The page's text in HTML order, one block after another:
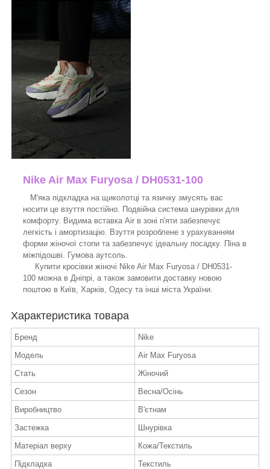
Nike Air Max Furyosa / DH0531-100
М'яка підкладка на щиколотці та язичку змусять вас
носити це взуття постійно. Подвійна система шнурівки для
комфорту. Видима вставка Air в зоні п'яти забезпечує
легкість і амортизацію. Взуття розроблене з урахуванням
форми жіночої стопи та забезпечує ідеальну посадку. Піна в
міжпідошві. Гумова аутсоль.
Купити кросівки жіночі Nike Air Max Furyosa / DH0531-
100 можна в Дніпрі, а також замовити доставку новою
поштою в Київ, Харків, Одесу та інші міста України.
Характеристика товара
Бренд
Nike
Модель
Air Max Furyosa
Стать
Жіночий
Сезон
Весна/Осінь
Виробництво
В'єтнам
Застежка
Шнурівка
Матеріал верху
Кожа/Текстиль
Підкладка
Текстиль